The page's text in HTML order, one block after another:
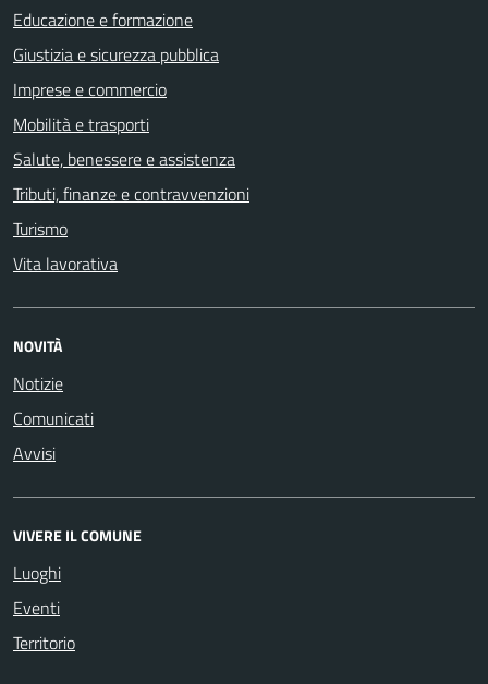
Educazione e formazione
Giustizia e sicurezza pubblica
Imprese e commercio
Mobilità e trasporti
Salute, benessere e assistenza
Tributi, finanze e contravvenzioni
Turismo
Vita lavorativa
NOVITÀ
Notizie
Comunicati
Avvisi
VIVERE IL COMUNE
Luoghi
Eventi
Territorio